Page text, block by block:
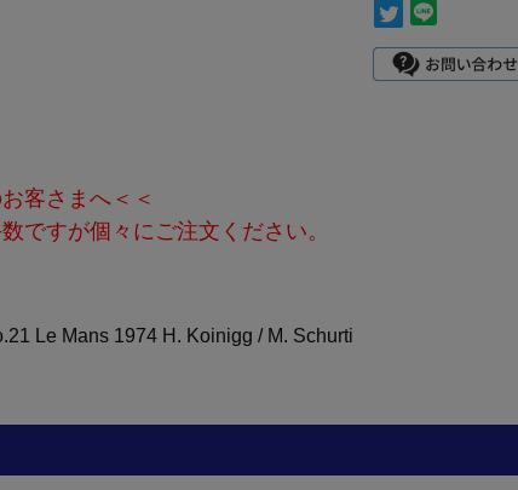
客さまへ＜＜
ですが個々にご注文ください。
Le Mans 1974 H. Koinigg / M. Schurti